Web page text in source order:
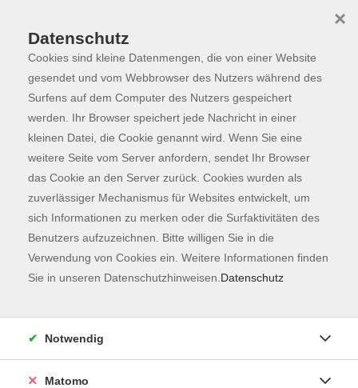
Skip to main content
Programm
Der Kurs konnte nicht gefunden werden.
Kontaktformular
Impressum
AGB
Datenschutzerklärung
Datenschutz
Cookies sind kleine Datenmengen, die von einer Website
gesendet und vom Webbrowser des Nutzers während des
Surfens auf dem Computer des Nutzers gespeichert
werden. Ihr Browser speichert jede Nachricht in einer
kleinen Datei, die Cookie genannt wird. Wenn Sie eine
weitere Seite vom Server anfordern, sendet Ihr Browser
das Cookie an den Server zurück. Cookies wurden als
zuverlässiger Mechanismus für Websites entwickelt, um
sich Informationen zu merken oder die Surfaktivitäten des
Benutzers aufzuzeichnen. Bitte willigen Sie in die
Verwendung von Cookies ein. Weitere Informationen finden
Sie in unseren Datenschutzhinweisen. Datenschutz
×
Notwendig
Matomo